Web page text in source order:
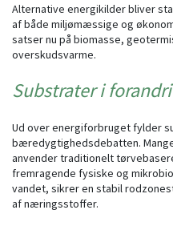
Alternative energikilder bliver
af både miljømæssige og
satser nu på biomasse,
overskudsvarme.
Substrater i
Ud over energiforbruget fylder
bæredygtighedsdebatten.
anvender traditionelt
fremragende fysiske og
vandet, sikrer en stabil
af næringsstoffer.